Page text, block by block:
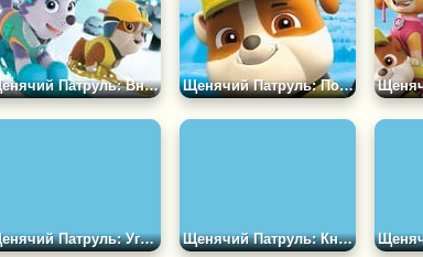
Щенячий Патруль: Вниз по Склону Щенячий Патруль: Подбери Пару
Щенячий Патруль: Угадай Щенка Щенячий Патруль: Книга Раскрасок